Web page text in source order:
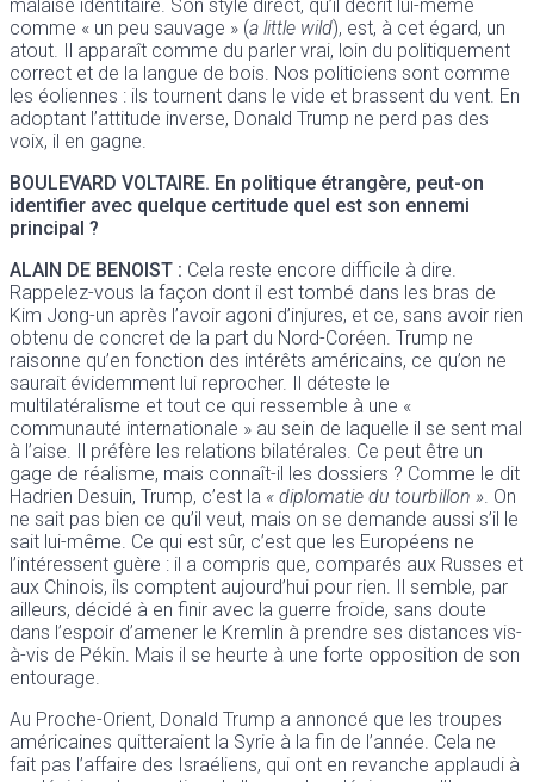
malaise identitaire. Son style direct, qu’il décrit lui-même
comme « un peu sauvage » (a little wild), est, à cet égard, un
atout. Il apparaît comme du parler vrai, loin du politiquement
correct et de la langue de bois. Nos politiciens sont comme
les éoliennes : ils tournent dans le vide et brassent du vent. En
adoptant l’attitude inverse, Donald Trump ne perd pas des
voix, il en gagne.
BOULEVARD VOLTAIRE. En politique étrangère, peut-on
identifier avec quelque certitude quel est son ennemi
principal ?
ALAIN DE BENOIST : Cela reste encore difficile à dire.
Rappelez-vous la façon dont il est tombé dans les bras de
Kim Jong-un après l’avoir agoni d’injures, et ce, sans avoir rien
obtenu de concret de la part du Nord-Coréen. Trump ne
raisonne qu’en fonction des intérêts américains, ce qu’on ne
saurait évidemment lui reprocher. Il déteste le
multilatéralisme et tout ce qui ressemble à une «
communauté internationale » au sein de laquelle il se sent mal
à l’aise. Il préfère les relations bilatérales. Ce peut être un
gage de réalisme, mais connaît-il les dossiers ? Comme le dit
Hadrien Desuin, Trump, c’est la « diplomatie du tourbillon ». On
ne sait pas bien ce qu’il veut, mais on se demande aussi s’il le
sait lui-même. Ce qui est sûr, c’est que les Européens ne
l’intéressent guère : il a compris que, comparés aux Russes et
aux Chinois, ils comptent aujourd’hui pour rien. Il semble, par
ailleurs, décidé à en finir avec la guerre froide, sans doute
dans l’espoir d’amener le Kremlin à prendre ses distances vis-
à-vis de Pékin. Mais il se heurte à une forte opposition de son
entourage.
Au Proche-Orient, Donald Trump a annoncé que les troupes
américaines quitteraient la Syrie à la fin de l’année. Cela ne
fait pas l’affaire des Israéliens, qui ont en revanche applaudi à